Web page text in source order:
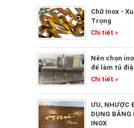
Chữ Inox -
Trọng
Chi tiết »
Nên chọn
để làm tủ
Chi tiết »
ƯU, NHƯỢC
DỤNG BẢNG
INOX